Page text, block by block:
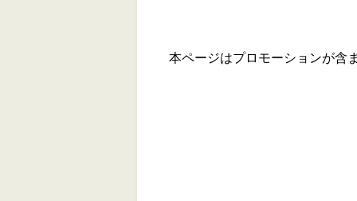
本ページはプロモーションが含